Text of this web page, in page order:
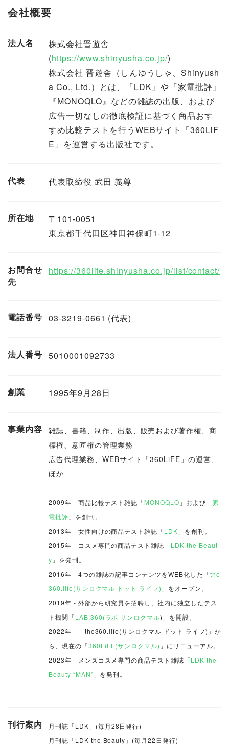
会社概要
法人名
株式会社晋遊舎
(https://www.shinyusha.co.jp/)
株式会社 晋遊舎（しんゆうしゃ、Shinyush
a Co., Ltd.）とは、『LDK』や『家電批評』
『MONOQLO』などの雑誌の出版、および
広告一切なしの徹底検証に基づく商品おす
すめ比較テストを行うWEBサイト「360LiF
E」を運営する出版社です。
代表 代表取締役 武田 義尊
所在地
〒101-0051
東京都千代田区神田神保町1-12
お問合せ
先
https://360life.shinyusha.co.jp/list/contact/
電話番号 03-3219-0661 (代表)
法人番号 5010001092733
創業 1995年9月28日
事業内容
雑誌、書籍、制作、出版、販売および著作権、商
標権、意匠権の管理業務
広告代理業務、WEBサイト「360LiFE」の運営、
ほか
2009年 - 商品比較テスト雑誌「MONOQLO 」および「家
電批評 」を創刊。
2013年 - 女性向けの商品テスト雑誌「LDK 」を創刊。
2015年 - コスメ専門の商品テスト雑誌「LDK the Beaut
y 」を発刊。
2016年 - 4つの雑誌の記事コンテンツをWEB化した「the
360.life(サンロクマル ドット ライフ) 」をオープン。
2019年 - 外部から研究員を招聘し、社内に独立したテス
ト機関「LAB.360(ラボ サンロクマル)」を開設。
2022年 - 「the360.life(サンロクマル ドット ライフ)」か
ら、現在の「360LiFE(サンロクマル) 」にリニューアル。
2023年 - メンズコスメ専門の商品テスト雑誌「LDK the
Beauty “MAN” 」を発刊。
刊行案内
月刊誌「LDK」(毎月28日発行)
月刊誌「LDK the Beauty」(毎月22日発行)